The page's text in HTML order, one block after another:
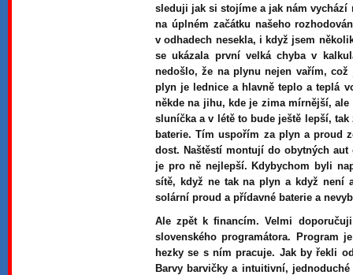
sleduji jak si stojíme a jak nám
na úplném začátku našeho
v odhadech nesekla, i když jsem
se ukázala první velká chyba v
nedošlo, že na plynu nejen vařím,
plyn je lednice a hlavně teplo a teplá
někde na jihu, kde je zima mírnější,
sluníčka a v létě to bude ještě lepší,
baterie. Tím uspořím za plyn a proud
dost. Naštěstí montují do obytných
je pro ně nejlepší. Kdybychom byli
sítě, když ne tak na plyn a když není
solární proud a přídavné baterie a
Ale zpět k financím. Velmi
slovenského programátora. Program
hezky se s ním pracuje. Jak by řekli
Barvy barvičky a intuitivní,